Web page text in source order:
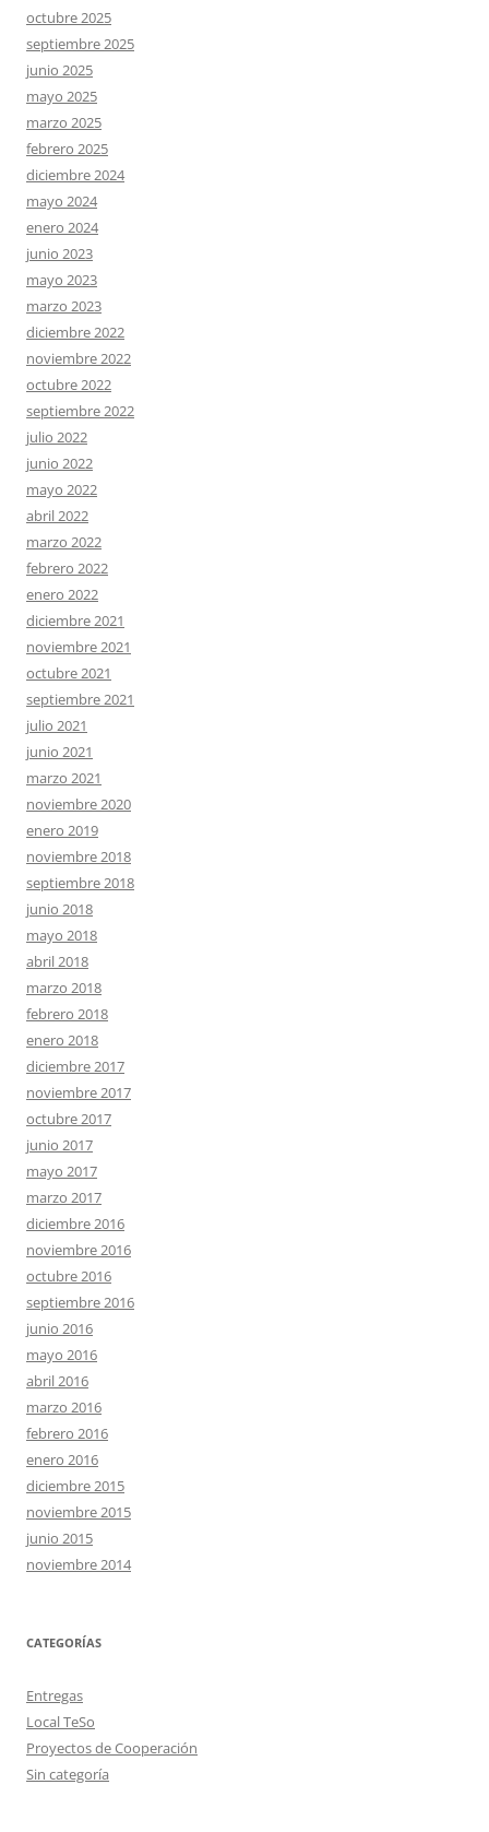
octubre 2025
septiembre 2025
junio 2025
mayo 2025
marzo 2025
febrero 2025
diciembre 2024
mayo 2024
enero 2024
junio 2023
mayo 2023
marzo 2023
diciembre 2022
noviembre 2022
octubre 2022
septiembre 2022
julio 2022
junio 2022
mayo 2022
abril 2022
marzo 2022
febrero 2022
enero 2022
diciembre 2021
noviembre 2021
octubre 2021
septiembre 2021
julio 2021
junio 2021
marzo 2021
noviembre 2020
enero 2019
noviembre 2018
septiembre 2018
junio 2018
mayo 2018
abril 2018
marzo 2018
febrero 2018
enero 2018
diciembre 2017
noviembre 2017
octubre 2017
junio 2017
mayo 2017
marzo 2017
diciembre 2016
noviembre 2016
octubre 2016
septiembre 2016
junio 2016
mayo 2016
abril 2016
marzo 2016
febrero 2016
enero 2016
diciembre 2015
noviembre 2015
junio 2015
noviembre 2014
CATEGORÍAS
Entregas
Local TeSo
Proyectos de Cooperación
Sin categoría